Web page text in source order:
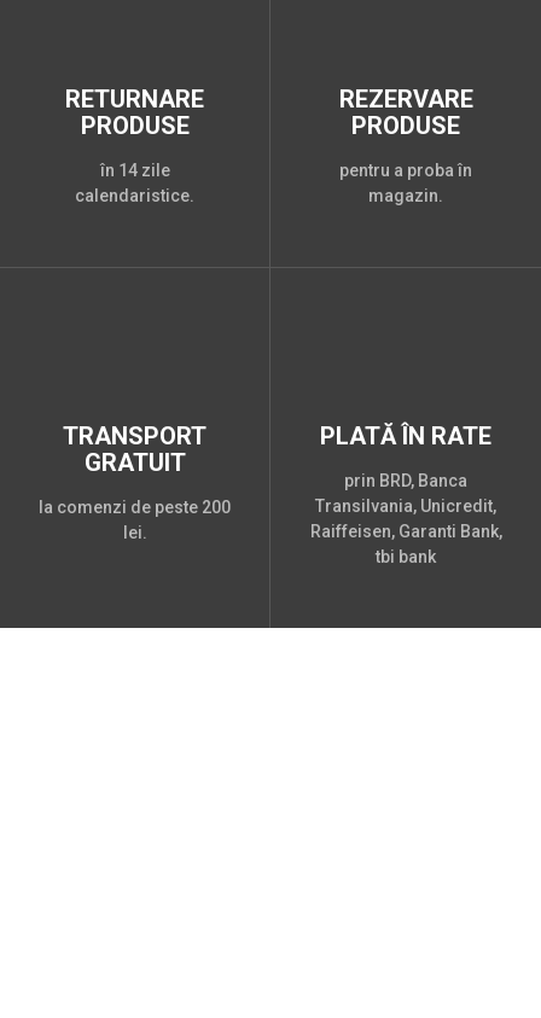
RETURNARE
PRODUSE
în 14 zile
calendaristice.
REZERVARE
PRODUSE
pentru a proba în
magazin.
TRANSPORT
GRATUIT
la comenzi de peste 200
lei.
PLATĂ ÎN RATE
prin BRD, Banca
Transilvania, Unicredit,
Raiffeisen, Garanti Bank,
tbi bank